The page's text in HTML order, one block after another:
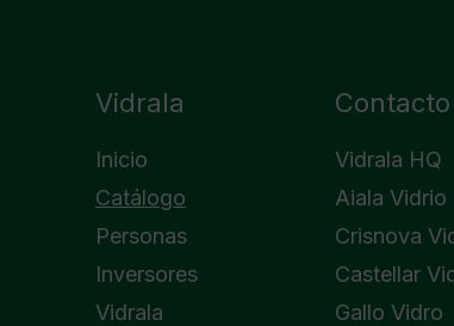
Vidrala
Inicio
Catálogo
Personas
Inversores
Vidrala
Contacto
Vidrala HQ
Aiala Vidrio
Crisnova
Castellar
Gallo Vidro